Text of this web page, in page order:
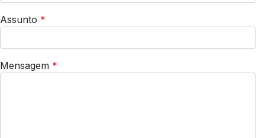
Assunto *
Mensagem *